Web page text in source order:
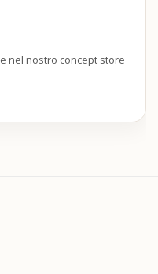
e nel nostro concept store